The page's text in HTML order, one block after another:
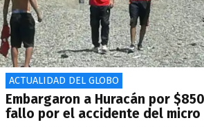
ACTUALIDAD DEL GLOBO
Embargaron a Huracán por
fallo por el accidente del micro